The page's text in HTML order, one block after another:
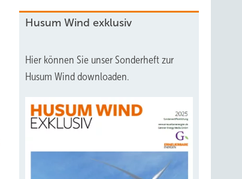
Husum Wind exklusiv
Hier können Sie unser Sonderheft zur
Husum Wind downloaden.